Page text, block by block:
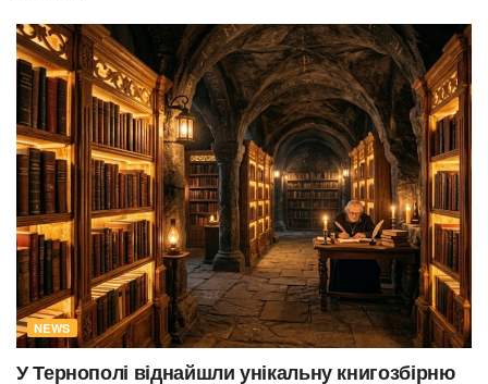
NEWS
У Тернополі віднайшли унікальну книгозбірню